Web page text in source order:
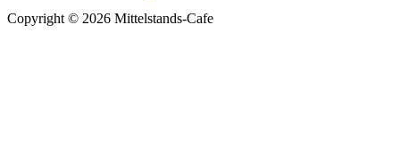
Copyright © 2026 Mittelstands-Cafe